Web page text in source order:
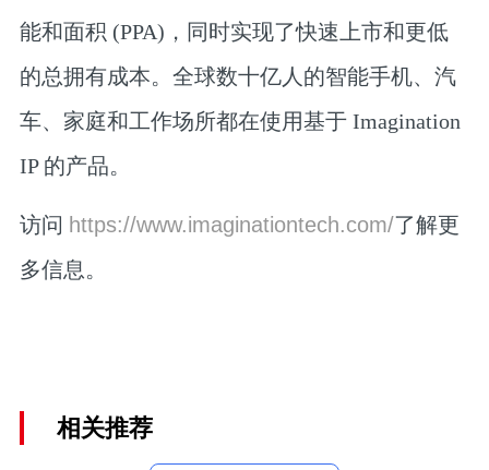
能和面积 (PPA)，同时实现了快速上市和更低
的总拥有成本。全球数十亿人的智能手机、汽
车、家庭和工作场所都在使用基于 Imagination
IP 的产品。
访问 https://www.imaginationtech.com/了解更
多信息。
相关推荐